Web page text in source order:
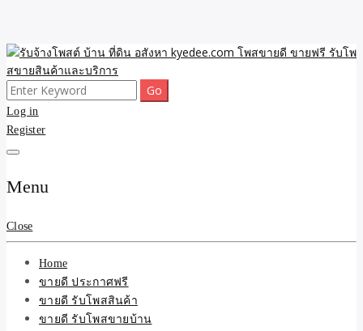
Skip
to
content
รับจ้างโพสต์ บ้าน ที่ดิน
อสังหา kyedee.com โพส
ขายดี ขายฟรี รับโพสขาย
สินค้าและบริการ
ขายดี โพสประกาศขายสินค้าฟรี บ้าน ที่ดิน อสังหา รับโพสต์ประกาศขาย
ของ รับรองผล ดีที่สุดถูกที่สุด ติดหน้าแรกกูเกืล
Search
for:
Log in
Register
Menu
Close
Home
ขายดี ประกาศฟรี
ขายดี รับโพสสินค้า
ขายดี รับโพสขายบ้าน